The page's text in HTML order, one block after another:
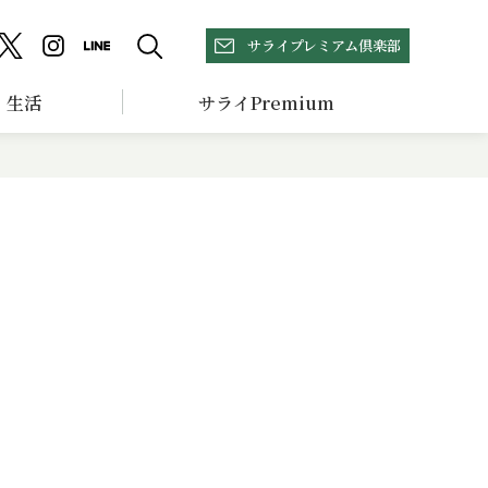
サライプレミアム倶楽部
生活 サライPremium